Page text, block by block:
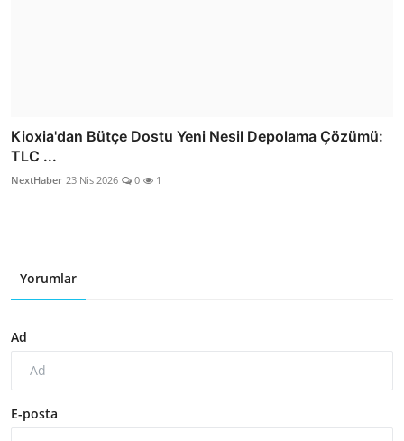
Kioxia'dan Bütçe Dostu Yeni Nesil Depolama Çözümü:
TLC ...
NextHaber 23 Nis 2026 0 1
Yorumlar
Ad
E-posta